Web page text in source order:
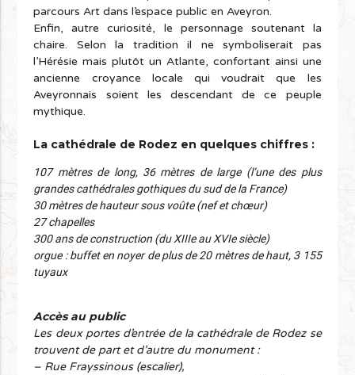
parcours Art dans l’espace public en Aveyron.
Enfin, autre curiosité, le personnage soutenant la
chaire. Selon la tradition il ne symboliserait pas
l’Hérésie mais plutôt un Atlante, confortant ainsi une
ancienne croyance locale qui voudrait que les
Aveyronnais soient les descendant de ce peuple
mythique.
La cathédrale de Rodez en quelques chiffres :
107 mètres de long, 36 mètres de large (l’une des plus
grandes cathédrales gothiques du sud de la France)
30 mètres de hauteur sous voûte (nef et chœur)
27 chapelles
300 ans de construction (du XIIIe au XVIe siècle)
orgue : buffet en noyer de plus de 20 mètres de haut, 3 155
tuyaux
Accès au public
Les deux portes d’entrée de la cathédrale de Rodez se
trouvent de part et d’autre du monument :
– Rue Frayssinous (escalier),